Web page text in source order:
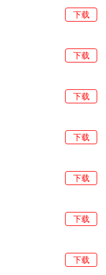
下载
下载
下载
下载
下载
下载
下载